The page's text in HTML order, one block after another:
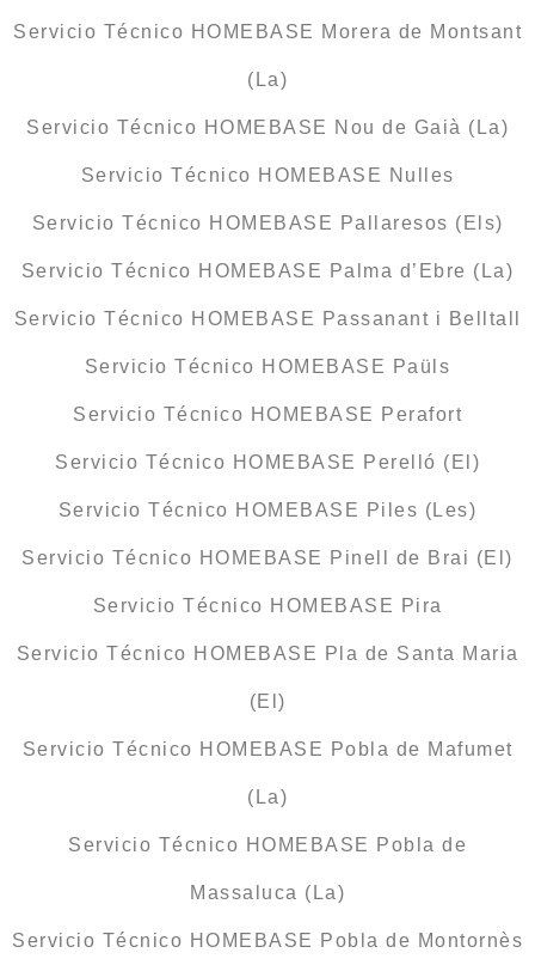
Servicio Técnico HOMEBASE Morera de Montsant
(La)
Servicio Técnico HOMEBASE Nou de Gaià (La)
Servicio Técnico HOMEBASE Nulles
Servicio Técnico HOMEBASE Pallaresos (Els)
Servicio Técnico HOMEBASE Palma d’Ebre (La)
Servicio Técnico HOMEBASE Passanant i Belltall
Servicio Técnico HOMEBASE Paüls
Servicio Técnico HOMEBASE Perafort
Servicio Técnico HOMEBASE Perelló (El)
Servicio Técnico HOMEBASE Piles (Les)
Servicio Técnico HOMEBASE Pinell de Brai (El)
Servicio Técnico HOMEBASE Pira
Servicio Técnico HOMEBASE Pla de Santa Maria
(El)
Servicio Técnico HOMEBASE Pobla de Mafumet
(La)
Servicio Técnico HOMEBASE Pobla de
Massaluca (La)
Servicio Técnico HOMEBASE Pobla de Montornès